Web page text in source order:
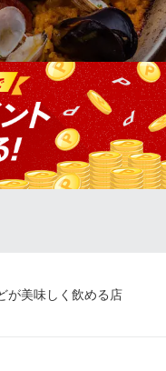
ゼ店
るお店！！アヒージ
が美味しく飲める店